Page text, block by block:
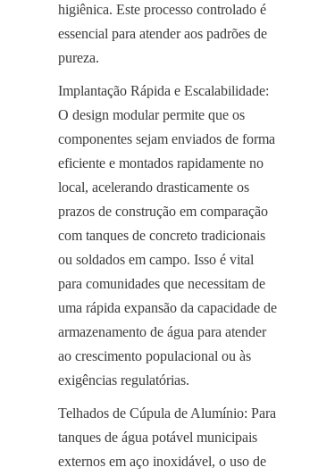
higiênica. Este processo controlado é
essencial para atender aos padrões de
pureza.
Implantação Rápida e Escalabilidade:
O design modular permite que os
componentes sejam enviados de forma
eficiente e montados rapidamente no
local, acelerando drasticamente os
prazos de construção em comparação
com tanques de concreto tradicionais
ou soldados em campo. Isso é vital
para comunidades que necessitam de
uma rápida expansão da capacidade de
armazenamento de água para atender
ao crescimento populacional ou às
exigências regulatórias.
Telhados de Cúpula de Alumínio: Para
tanques de água potável municipais
externos em aço inoxidável, o uso de